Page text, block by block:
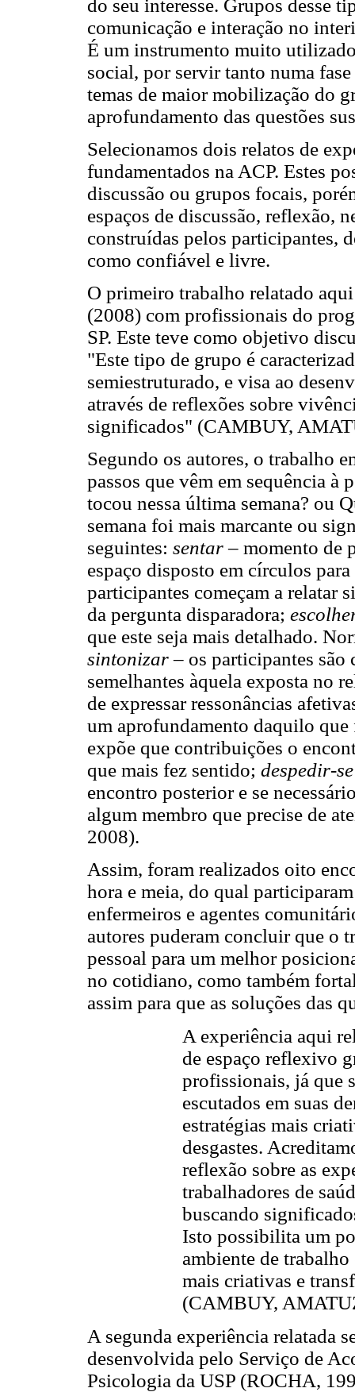
do seu interesse. Grupos desse
comunicação e interação no
É um instrumento muito
social, por servir tanto numa
temas de maior mobilização do
aprofundamento das questões
Selecionamos dois relatos de
fundamentados na ACP. Estes
discussão ou grupos focais,
espaços de discussão, reflexão,
construídas pelos participantes,
como confiável e livre.
O primeiro trabalho relatado
(2008) com profissionais do
SP. Este teve como objetivo
"Este tipo de grupo é
semiestruturado, e visa ao
através de reflexões sobre
significados" (CAMBUY,
Segundo os autores, o trabalho
passos que vêm em sequência à
tocou nessa última semana? ou
semana foi mais marcante ou
seguintes: sentar– momento de
espaço disposto em círculos
participantes começam a relatar
da pergunta disparadora;
que este seja mais detalhado.
sintonizar– os participantes são
semelhantes àquela exposta no
de expressar ressonâncias
um aprofundamento daquilo
expõe que contribuições o
que mais fez sentido; despedir-se
encontro posterior e se
algum membro que precise de
2008).
Assim, foram realizados oito
hora e meia, do qual
enfermeiros e agentes
autores puderam concluir que o
pessoal para um melhor
no cotidiano, como também
assim para que as soluções das
A experiência aqui
de espaço reflexivo
profissionais, já que
escutados em suas
estratégias mais
desgastes.
reflexão sobre as
trabalhadores de
buscando
Isto possibilita um
ambiente de
mais criativas e
(CAMBUY,
A segunda experiência relatada
desenvolvida pelo Serviço de
Psicologia da USP (ROCHA,